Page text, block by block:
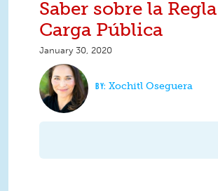
Saber sobre la
Carga Pública
January 30, 2020
Xochitl Oseguera